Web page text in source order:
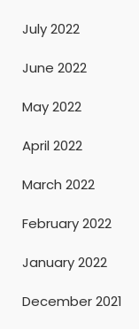
July 2022
June 2022
May 2022
April 2022
March 2022
February 2022
January 2022
December 2021